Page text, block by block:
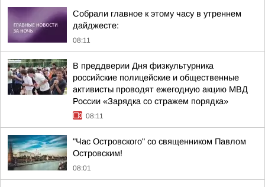
Собрали главное к этому часу в утреннем
дайджесте:
08:11
В преддверии Дня физкультурника
российские полицейские и общественные
активисты проводят ежегодную акцию МВД
России «Зарядка со стражем порядка»
08:11
"Час Островского" со священником Павлом
Островским!
08:01